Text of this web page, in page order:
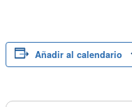
Añadir al calendario